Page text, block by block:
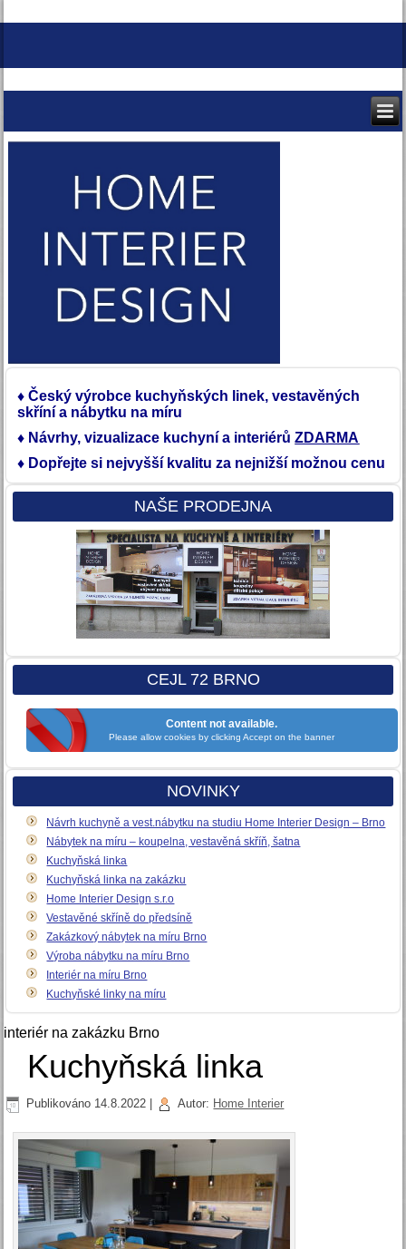
♦Český výrobce kuchyňských linek,vestavěných
skříní a nábytku na míru
♦ Návrhy, vizualizace kuchyní a interiérůZDARMA
♦ Dopřejte si nejvyšší kvalituza nejnižší možnou cenu
NAŠE PRODEJNA
CEJL 72 BRNO
Content not available.
Please allow cookies by clicking Accept on the banner
NOVINKY
Návrh kuchyně a vest.nábytku na studiu Home Interier Design – Brno
Nábytek na míru – koupelna, vestavěná skříň, šatna
Kuchyňská linka
Kuchyňská linka na zakázku
Home Interier Design s.r.o
Vestavěné skříně do předsíně
Zakázkový nábytek na míru Brno
Výroba nábytku na míru Brno
Interiér na míru Brno
Kuchyňské linky na míru
interiér na zakázku Brno
Kuchyňská linka
Publikováno 14.8.2022 Autor: Home Interier